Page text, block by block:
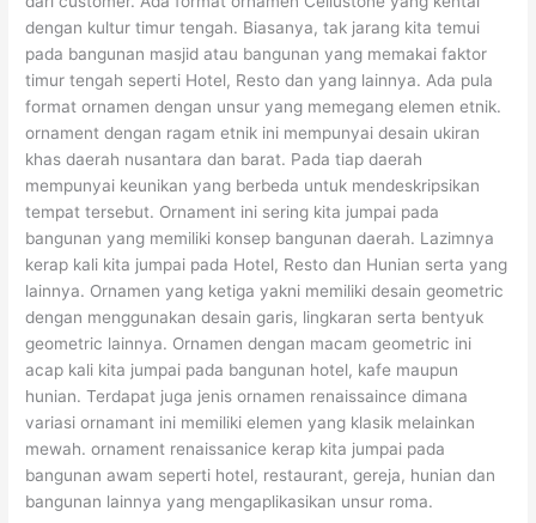
dengan kultur timur tengah. Biasanya, tak jarang kita temui
pada bangunan masjid atau bangunan yang memakai faktor
timur tengah seperti Hotel, Resto dan yang lainnya. Ada pula
format ornamen dengan unsur yang memegang elemen etnik.
ornament dengan ragam etnik ini mempunyai desain ukiran
khas daerah nusantara dan barat. Pada tiap daerah
mempunyai keunikan yang berbeda untuk mendeskripsikan
tempat tersebut. Ornament ini sering kita jumpai pada
bangunan yang memiliki konsep bangunan daerah. Lazimnya
kerap kali kita jumpai pada Hotel, Resto dan Hunian serta yang
lainnya. Ornamen yang ketiga yakni memiliki desain geometric
dengan menggunakan desain garis, lingkaran serta bentyuk
geometric lainnya. Ornamen dengan macam geometric ini
acap kali kita jumpai pada bangunan hotel, kafe maupun
hunian. Terdapat juga jenis ornamen renaissaince dimana
variasi ornamant ini memiliki elemen yang klasik melainkan
mewah. ornament renaissanice kerap kita jumpai pada
bangunan awam seperti hotel, restaurant, gereja, hunian dan
bangunan lainnya yang mengaplikasikan unsur roma.